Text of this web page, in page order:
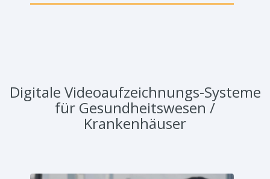
Digitale Videoaufzeichnungs-Systeme
für Gesundheitswesen /
Krankenhäuser